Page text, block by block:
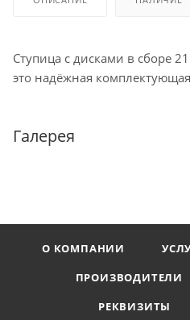
Ступица с дисками в сборе
это надёжная
Галерея
О КОМПАНИИ
ПРОИЗВОДИТЕЛИ
РЕКВИЗИТЫ